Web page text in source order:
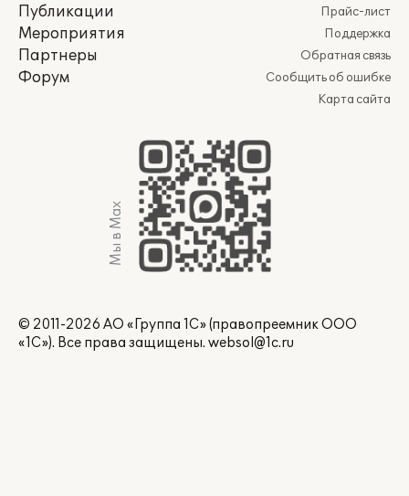
Публикации
Мероприятия
Партнеры
Форум
Прайс-лист
Поддержка
Обратная связь
Сообщить об ошибке
Карта сайта
Мы в Max
© 2011-2026 АО «Группа 1С» (правопреемник ООО
«1С»). Все права защищены. websol@1c.ru